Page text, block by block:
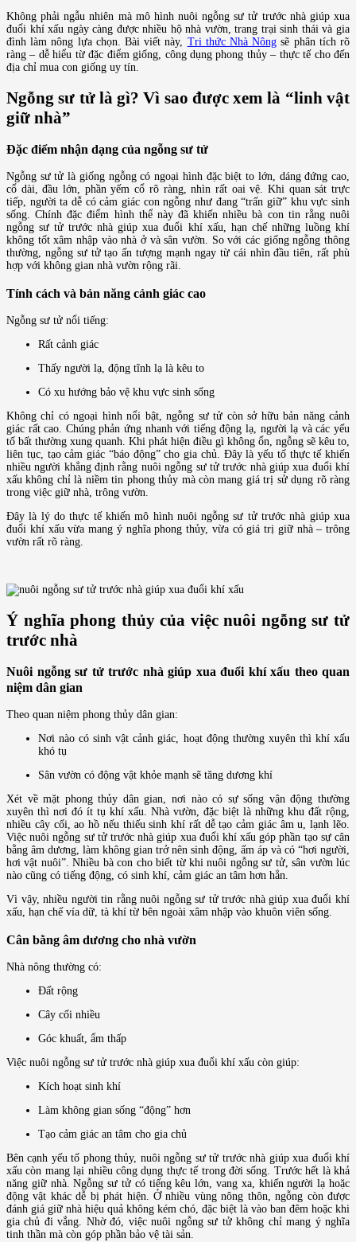
Không phải ngẫu nhiên mà mô hình nuôi ngỗng sư tử trước nhà giúp xua
đuổi khí xấu ngày càng được nhiều hộ nhà vườn, trang trại sinh thái và gia
đình làm nông lựa chọn. Bài viết này, Tri thức Nhà Nông sẽ phân tích rõ
ràng – dễ hiểu từ đặc điểm giống, công dụng phong thủy – thực tế cho đến
địa chỉ mua con giống uy tín.
Ngỗng sư tử là gì? Vì sao được xem là “linh vật
giữ nhà”
Đặc điểm nhận dạng của ngỗng sư tử
Ngỗng sư tử là giống ngỗng có ngoại hình đặc biệt to lớn, dáng đứng cao,
cổ dài, đầu lớn, phần yếm cổ rõ ràng, nhìn rất oai vệ. Khi quan sát trực
tiếp, người ta dễ có cảm giác con ngỗng như đang “trấn giữ” khu vực sinh
sống. Chính đặc điểm hình thể này đã khiến nhiều bà con tin rằng nuôi
ngỗng sư tử trước nhà giúp xua đuổi khí xấu, hạn chế những luồng khí
không tốt xâm nhập vào nhà ở và sân vườn. So với các giống ngỗng thông
thường, ngỗng sư tử tạo ấn tượng mạnh ngay từ cái nhìn đầu tiên, rất phù
hợp với không gian nhà vườn rộng rãi.
Tính cách và bản năng cảnh giác cao
Ngỗng sư tử nổi tiếng:
Rất cảnh giác
Thấy người lạ, động tĩnh lạ là kêu to
Có xu hướng bảo vệ khu vực sinh sống
Không chỉ có ngoại hình nổi bật, ngỗng sư tử còn sở hữu bản năng cảnh
giác rất cao. Chúng phản ứng nhanh với tiếng động lạ, người lạ và các yếu
tố bất thường xung quanh. Khi phát hiện điều gì không ổn, ngỗng sẽ kêu to,
liên tục, tạo cảm giác “báo động” cho gia chủ. Đây là yếu tố thực tế khiến
nhiều người khẳng định rằng nuôi ngỗng sư tử trước nhà giúp xua đuổi khí
xấu không chỉ là niềm tin phong thủy mà còn mang giá trị sử dụng rõ ràng
trong việc giữ nhà, trông vườn.
Đây là lý do thực tế khiến mô hình nuôi ngỗng sư tử trước nhà giúp xua
đuổi khí xấu vừa mang ý nghĩa phong thủy, vừa có giá trị giữ nhà – trông
vườn rất rõ ràng.
Ý nghĩa phong thủy của việc nuôi ngỗng sư tử
trước nhà
Nuôi ngỗng sư tử trước nhà giúp xua đuổi khí xấu theo quan
niệm dân gian
Theo quan niệm phong thủy dân gian:
Nơi nào có sinh vật cảnh giác, hoạt động thường xuyên thì khí xấu
khó tụ
Sân vườn có động vật khỏe mạnh sẽ tăng dương khí
Xét về mặt phong thủy dân gian, nơi nào có sự sống vận động thường
xuyên thì nơi đó ít tụ khí xấu. Nhà vườn, đặc biệt là những khu đất rộng,
nhiều cây cối, ao hồ nếu thiếu sinh khí rất dễ tạo cảm giác âm u, lạnh lẽo.
Việc nuôi ngỗng sư tử trước nhà giúp xua đuổi khí xấu góp phần tạo sự cân
bằng âm dương, làm không gian trở nên sinh động, ấm áp và có “hơi người,
hơi vật nuôi”. Nhiều bà con cho biết từ khi nuôi ngỗng sư tử, sân vườn lúc
nào cũng có tiếng động, có sinh khí, cảm giác an tâm hơn hẳn.
Vì vậy, nhiều người tin rằng nuôi ngỗng sư tử trước nhà giúp xua đuổi khí
xấu, hạn chế vía dữ, tà khí từ bên ngoài xâm nhập vào khuôn viên sống.
Cân bằng âm dương cho nhà vườn
Nhà nông thường có:
Đất rộng
Cây cối nhiều
Góc khuất, ẩm thấp
Việc nuôi ngỗng sư tử trước nhà giúp xua đuổi khí xấu còn giúp:
Kích hoạt sinh khí
Làm không gian sống “động” hơn
Tạo cảm giác an tâm cho gia chủ
Bên cạnh yếu tố phong thủy, nuôi ngỗng sư tử trước nhà giúp xua đuổi khí
xấu còn mang lại nhiều công dụng thực tế trong đời sống. Trước hết là khả
năng giữ nhà. Ngỗng sư tử có tiếng kêu lớn, vang xa, khiến người lạ hoặc
động vật khác dễ bị phát hiện. Ở nhiều vùng nông thôn, ngỗng còn được
đánh giá giữ nhà hiệu quả không kém chó, đặc biệt là vào ban đêm hoặc khi
gia chủ đi vắng. Nhờ đó, việc nuôi ngỗng sư tử không chỉ mang ý nghĩa
tinh thần mà còn góp phần bảo vệ tài sản.